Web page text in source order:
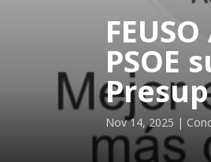
PSOE
Nov 14, 2025